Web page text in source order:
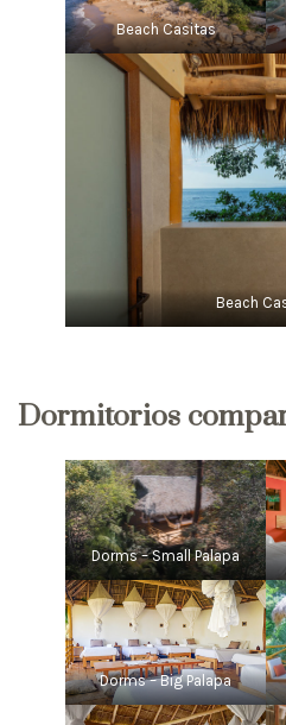
Beach Casitas
Beach
Dormitorios
Dorms – Small Palapa
Dorms – Big Palapa